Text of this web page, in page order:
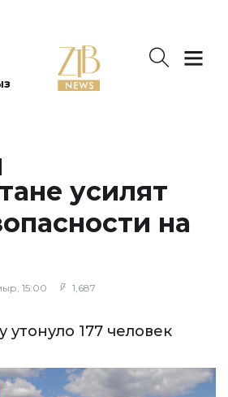
усилят
на
15:00 1,687
177 человек